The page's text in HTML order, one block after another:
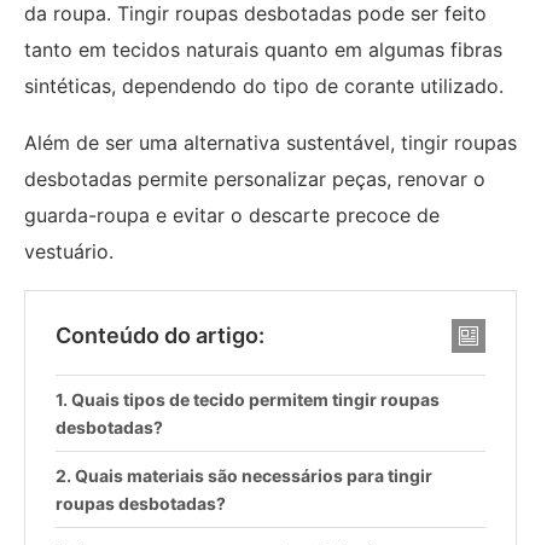
da roupa. Tingir roupas desbotadas pode ser feito
tanto em tecidos naturais quanto em algumas fibras
sintéticas, dependendo do tipo de corante utilizado.
Além de ser uma alternativa sustentável, tingir roupas
desbotadas permite personalizar peças, renovar o
guarda-roupa e evitar o descarte precoce de
vestuário.
Conteúdo do artigo:
Quais tipos de tecido permitem tingir roupas
desbotadas?
Quais materiais são necessários para tingir
roupas desbotadas?